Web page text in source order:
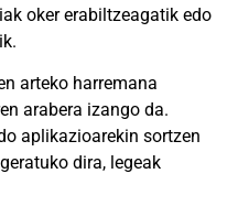
oker erabiltzeagatik edo
arteko harremana
arabera izango da.
aplikazioarekin sortzen
dira, legeak